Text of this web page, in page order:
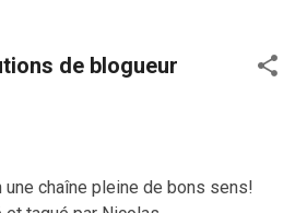
Fox chez les fans de
Concernant la réception des
que David trouve
de blogueur
une chaîne pleine de bons sens!